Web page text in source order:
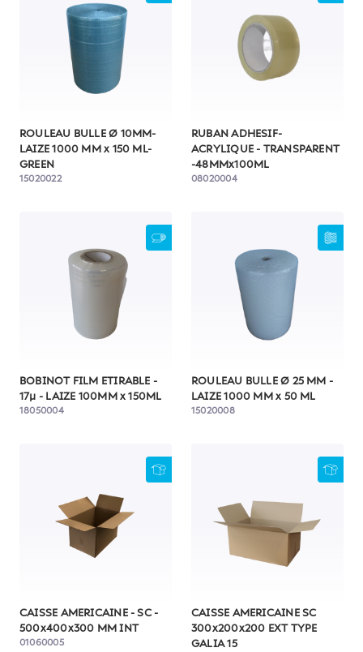
ROULEAU BULLE Ø 10MM-
LAIZE 1000 MM x 150 ML-
GREEN
15020022
RUBAN ADHESIF-
ACRYLIQUE - TRANSPARENT
-48MMx100ML
08020004
BOBINOT FILM ETIRABLE -
17µ - LAIZE 100MM x 150ML
18050004
ROULEAU BULLE Ø 25 MM -
LAIZE 1000 MM x 50 ML
15020008
CAISSE AMERICAINE - SC -
500x400x300 MM INT
01060005
CAISSE AMERICAINE SC
300x200x200 EXT TYPE
GALIA 15